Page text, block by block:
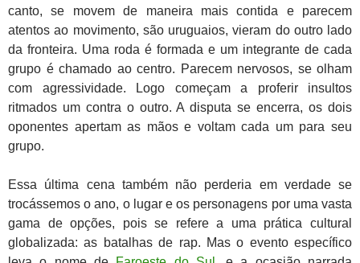
canto, se movem de maneira mais contida e parecem
atentos ao movimento, são uruguaios, vieram do outro lado
da fronteira. Uma roda é formada e um integrante de cada
grupo é chamado ao centro. Parecem nervosos, se olham
com agressividade. Logo começam a proferir insultos
ritmados um contra o outro. A disputa se encerra, os dois
oponentes apertam as mãos e voltam cada um para seu
grupo.
Essa última cena também não perderia em verdade se
trocássemos o ano, o lugar e os personagens por uma vasta
gama de opções, pois se refere a uma prática cultural
globalizada: as batalhas de rap. Mas o evento específico